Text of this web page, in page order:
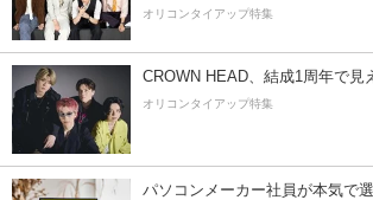
オリコンタイアップ特集
CROWN HEAD、結成1周年で見
オリコンタイアップ特集
パソコンメーカー社員が本気で